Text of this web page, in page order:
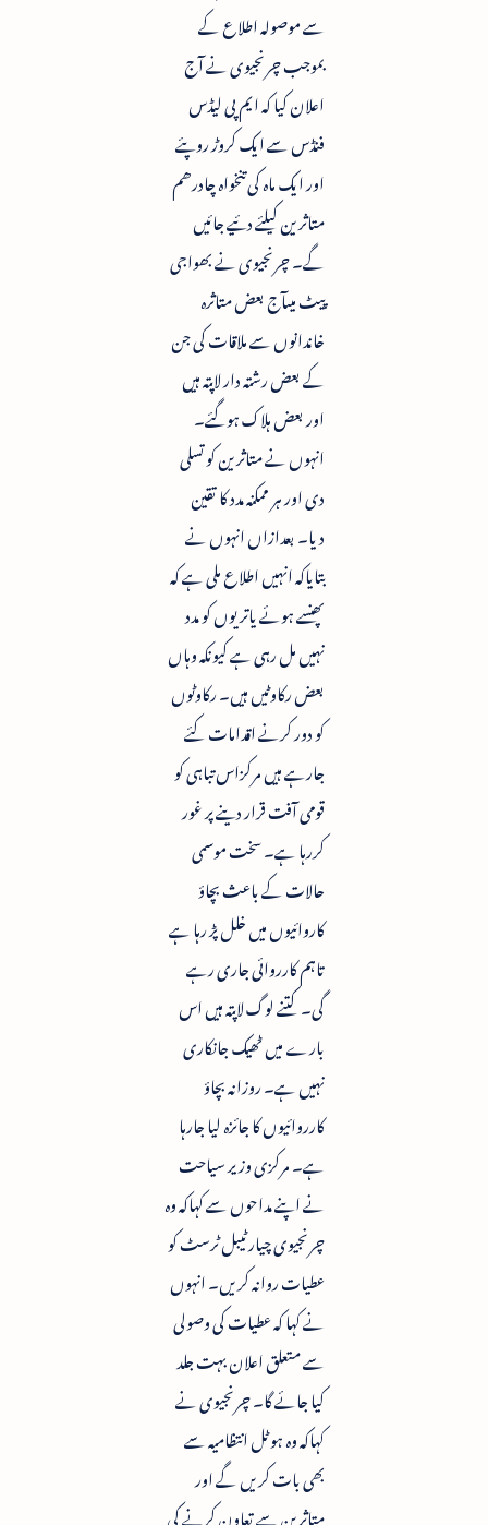
سے موصولہ اطلاع کے
بموجب چرنجیوی نے آج
اعلان کیا کہ ایم پی لیڈس
فنڈس سے ایک کروڑ روپئے
اور ایک ماہ کی تنخواہ چادرھم
متاثرین کیلئے دئیے جائیں
گے۔ چرنجیوی نے بھواجی
پیٹ میںآج بعض متاثرہ
خاندانوں سے ملاقات کی جن
کے بعض رشتہ دار لاپتہ ہیں
اور بعض ہلاک ہوگئے۔
انہوں نے متاثرین کو تسلی
دی اور ہر ممکنہ مدد کا تقین
دیا۔ بعدازاں انہوں نے
بتایاکہ انہیں اطلاع ملی ہے کہ
پھنسے ہوئے یاتریوں کو مدد
نہیں مل رہی ہے کیونکہ وہاں
بعض رکاوٹیں ہیں۔ رکاوٹوں
کو دور کرنے اقدامات کئے
جارہے ہیں مرکزاس تباہی کو
قومی آفت قرار دینے پر غور
کررہا ہے۔ سخت موسمی
حالات کے باعث بچاؤ
کاروائیوں میں خلل پڑ رہا ہے
تاہم کارروائی جاری رہے
گی۔ کتنے لوگ لاپتہ ہیں اس
بارے میں ٹھیک جانکاری
نہیں ہے۔ روزانہ بچاؤ
کارروائیوں کا جائزہ لیا جارہا
ہے۔ مرکزی وزیر سیاحت
نے اپنے مداحوں سے کہاکہ وہ
چرنجیوی چیارٹیبل ٹرسٹ کو
عطیات روانہ کریں۔ انہوں
نے کہا کہ عطیات کی وصولی
سے متعلق اعلان بہت جلد
کیا جائے گا۔ چرنجیوی نے
کہاکہ وہ ہوٹل انتظامیہ سے
بھی بات کریں گے اور
متاثرین سے تعاون کرنے کی